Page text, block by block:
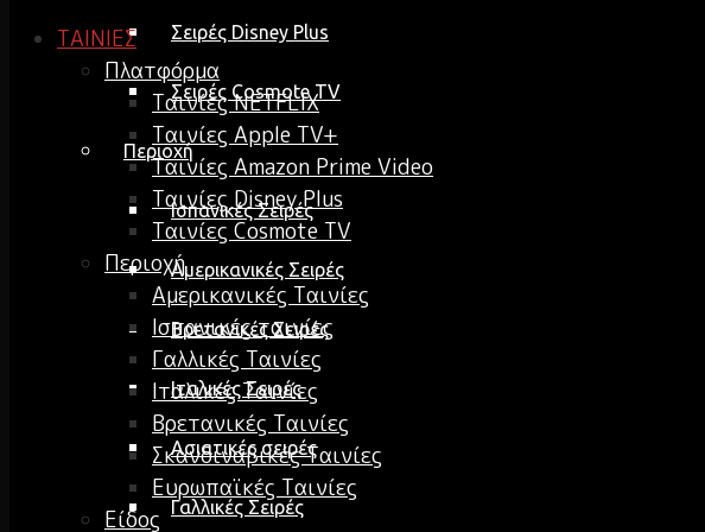
Σειρές Disney Plus
Σειρές Cosmote TV
Περιοχή
Ισπανικές Σειρές
Αμερικανικές Σειρές
Βρετανικές Σειρές
Ιταλικές Σειρές
Ασιατικές σειρές
Γαλλικές Σειρές
ΤΑΙΝΙΕΣ
Πλατφόρμα
Ταινίες NETFLIX
Ταινίες Apple TV+
Ταινίες Amazon Prime Video
Ταινίες Disney Plus
Ταινίες Cosmote TV
Περιοχή
Αμερικανικές Ταινίες
Ισπανικές ταινίες
Γαλλικές Ταινίες
Ιταλικές Ταινίες
Βρετανικές Ταινίες
Σκανδιναβικές Ταινίες
Ευρωπαϊκές Ταινίες
Είδος